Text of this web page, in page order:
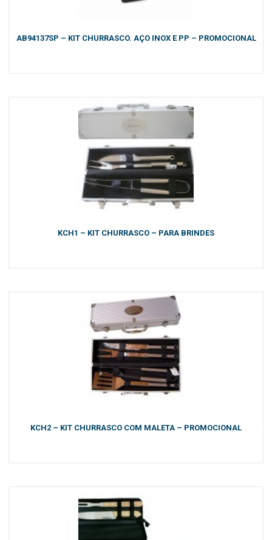
AB94137SP – KIT CHURRASCO. AÇO INOX E PP – PROMOCIONAL
KCH1 – KIT CHURRASCO – PARA BRINDES
KCH2 – KIT CHURRASCO COM MALETA – PROMOCIONAL